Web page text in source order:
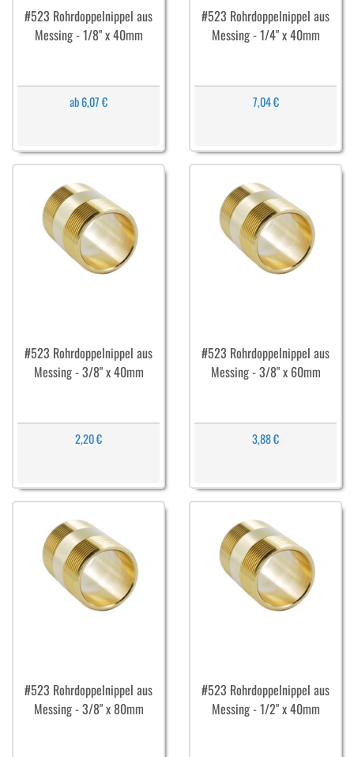
#523 Rohrdoppelnippel aus
Messing - 1/8" x 40mm
ab 6,07 €
#523 Rohrdoppelnippel aus
Messing - 1/4" x 40mm
7,04 €
#523 Rohrdoppelnippel aus
Messing - 3/8" x 40mm
2,20 €
#523 Rohrdoppelnippel aus
Messing - 3/8" x 60mm
3,88 €
#523 Rohrdoppelnippel aus
Messing - 3/8" x 80mm
#523 Rohrdoppelnippel aus
Messing - 1/2" x 40mm